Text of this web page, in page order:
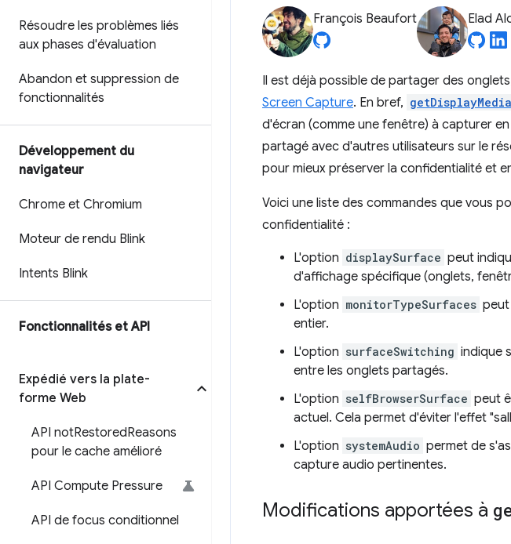
Résoudre les problèmes liés
aux phases d'évaluation
Abandon et suppression de
fonctionnalités
Développement du
navigateur
Chrome et Chromium
Moteur de rendu Blink
Intents Blink
Fonctionnalités et API
Expédié vers la plate-
forme Web
API notRestoredReasons
pour le cache amélioré
API Compute Pressure
API de focus conditionnel
François Beaufort Elad
Il est déjà possible de partager des
Screen Capture. En bref,
d'écran (comme une fenêtre) à capturer
partagé avec d'autres utilisateurs sur le
pour mieux préserver la confidentialité et
Voici une liste des commandes que vous
confidentialité :
L'option displaySurface peut
d'affichage spécifique (onglets,
L'option monitorTypeSurfaces
entier.
L'option surfaceSwitching indique
entre les onglets partagés.
L'option selfBrowserSurface peut
actuel. Cela permet d'éviter l'effet
L'option systemAudio permet de
capture audio pertinentes.
Modifications apportées à